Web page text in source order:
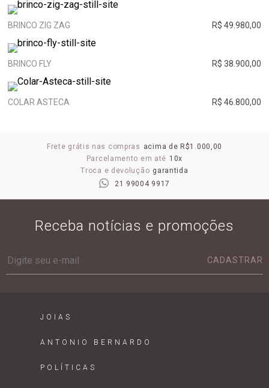
BRINCO ZIG ZAG R$ 49.980,00
BRINCO FLY R$ 38.900,00
COLAR ASTECA R$ 46.800,00
Frete grátis nas compras acima de R$1.000,00
Parcelamento em até 10x
Troca e devolução garantida
21 99004 9917
Receba notícias e promoções
CADASTRAR
JOIAS
ANTONIO BERNARDO
POLÍTICAS